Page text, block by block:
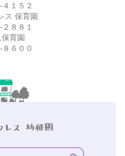
４１５２
ス 保育園
８８１
育園
８６００